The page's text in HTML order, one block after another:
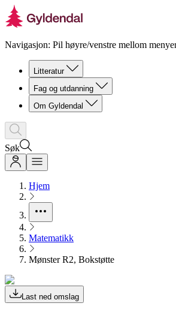
Navigasjon: Pil høyre/venstre mellom
Litteratur
Fag og utdanning
Om Gyldendal
Søk
Hjem
Matematikk
Mønster R2, Bokstøtte
Last ned omslag